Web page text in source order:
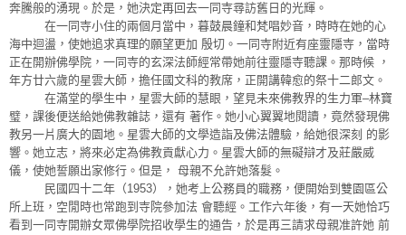
奔騰般的湧現。於是，她決定再回去一同寺尋訪舊日的光輝。
在一同寺小住的兩個月當中，暮鼓晨鐘和梵唱妙音，時時在她的心
海中迴盪，使她追求真理的願望更加 殷切。一同寺附近有座靈隱寺，當時
正在開辦佛學院，一同寺的玄深法師經常帶她前往靈隱寺聽課。那時候 ，
年方廿六歲的星雲大師，擔任國文科的教席，正開講韓愈的祭十二郎文。
在滿堂的學生中，星雲大師的慧眼，望見未來佛教界的生力軍–林寶
璧，課後便送給她佛教雜誌，還有 著作。她小心翼翼地閱讀，竟然發現佛
教另一片廣大的園地。星雲大師的文學造詣及佛法體驗，給她很深刻 的影
響。她立志，將來必定為佛教貢獻心力。星雲大師的無礙辯才及莊嚴威
儀，使她誓願出家修行。但是， 母親不允許她落髮。
民國四十二年（1953），她考上公務員的職務，便開始到雙園區公
所上班，空閒時也常跑到寺院參加法 會聽經。工作六年後，有一天她恰巧
看到一同寺開辦女眾佛學院招收學生的通告，於是再三請求母親准許她 前